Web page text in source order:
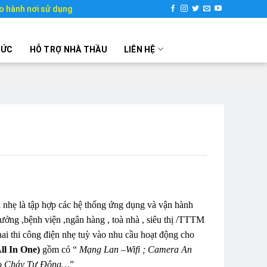
hành nơi sử dụng
HỖ TRỢ NHÀ THẦU LIÊN HỆ
là tập hợp các hệ thống ứng dụng và vận hành
,bệnh viện ,ngân hàng , toà nhà , siêu thị /TTTM
thi công điện nhẹ tuỳ vào nhu cầu hoạt động cho
In One) gồm có “ Mạng Lan –Wifi ; Camera An
Cháy Tự Động…”